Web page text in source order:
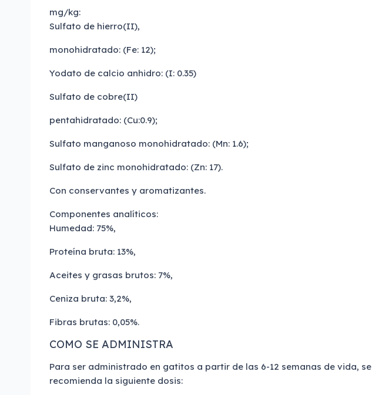
mg/kg:
Sulfato de hierro(II),
monohidratado: (Fe: 12);
Yodato de calcio anhidro: (I: 0.35)
Sulfato de cobre(II)
pentahidratado: (Cu:0.9);
Sulfato manganoso monohidratado: (Mn: 1.6);
Sulfato de zinc monohidratado: (Zn: 17).
Con conservantes y aromatizantes.
Componentes analíticos:
Humedad: 75%,
Proteína bruta: 13%,
Aceites y grasas brutos: 7%,
Ceniza bruta: 3,2%,
Fibras brutas: 0,05%.
COMO SE ADMINISTRA
Para ser administrado en gatitos a partir de las 6-12 semanas de vida, se
recomienda la siguiente dosis: